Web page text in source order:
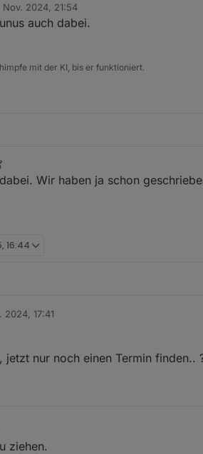
an so einem Treffen.
Nov. 2024, 21:54
auch dabei.
mit der KI, bis er funktioniert.
im Raum Rhein-Main-Hessen
Wir haben ja schon
16:44
im Raum Rhein-Main-Hessen
2024, 17:41
nur noch einen Termin finden..
ziehen.